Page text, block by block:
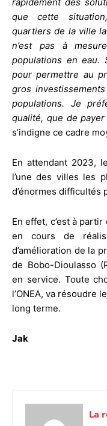
que cette
quartiers de la ville la
n’est pas à
populations en eau.
pour permettre au
gros
populations. Je
qualité, que de
s’indigne ce cadre
En attendant 2023,
l’une des villes les
d’énormes difficultés
En effet, c’est à
en cours de
d’amélioration de la
de Bobo-Dioulasso
en service. Toute
l’ONEA, va résoudre
long terme.
Jak
La